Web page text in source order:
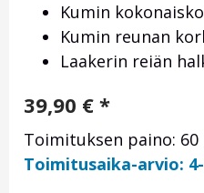
Kumin
Kumin reunan
Laakerin reiän
39,90 € *
Toimituksen paino: 60
Toimitusaika-arvio: